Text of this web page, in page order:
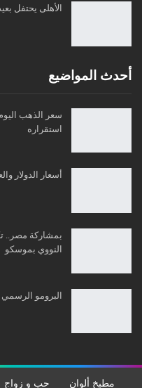
الأهلى يحتفل
أحدث المواضيع
استقراره
أسعار الدولار والعملات
النووي بموسكو
البرومو
مطبخ ألوان حب و زواج